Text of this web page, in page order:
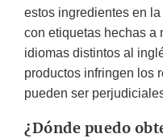
estos ingredientes en
con etiquetas hechas a
idiomas distintos al
productos infringen los
pueden ser
¿Dónde puedo